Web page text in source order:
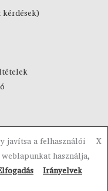
by Visztra.
javítsa a felhasználói
használja,
X
Irányelvek